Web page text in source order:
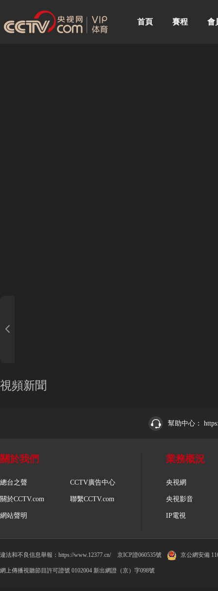
首頁 賽程 會
視頻新聞
幫助中心：
關於我們
總台之聲
關於CCTV.com
網站聲明
CCTV廣告中心
聯繫CCTV.com
業務概況
央視網
央視影音
IP電視
違法和不良信息舉報：https://www.12377.cn/ 京ICP證060535號 京公網安備
網上傳播視聽節目許可證號 0102004 新出網證（京）字098號